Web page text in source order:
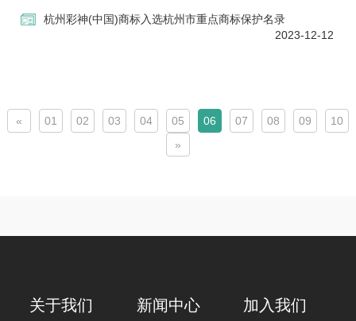
杭州彩神(中国)商标入选杭州市重点商标保护名录
2023-12-12
« 01 02 03 04 05 06 07 08 09
10
»
关于我们 新闻中心 加入我们